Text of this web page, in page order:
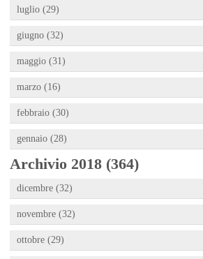
luglio (29)
giugno (32)
maggio (31)
marzo (16)
febbraio (30)
gennaio (28)
Archivio 2018 (364)
dicembre (32)
novembre (32)
ottobre (29)